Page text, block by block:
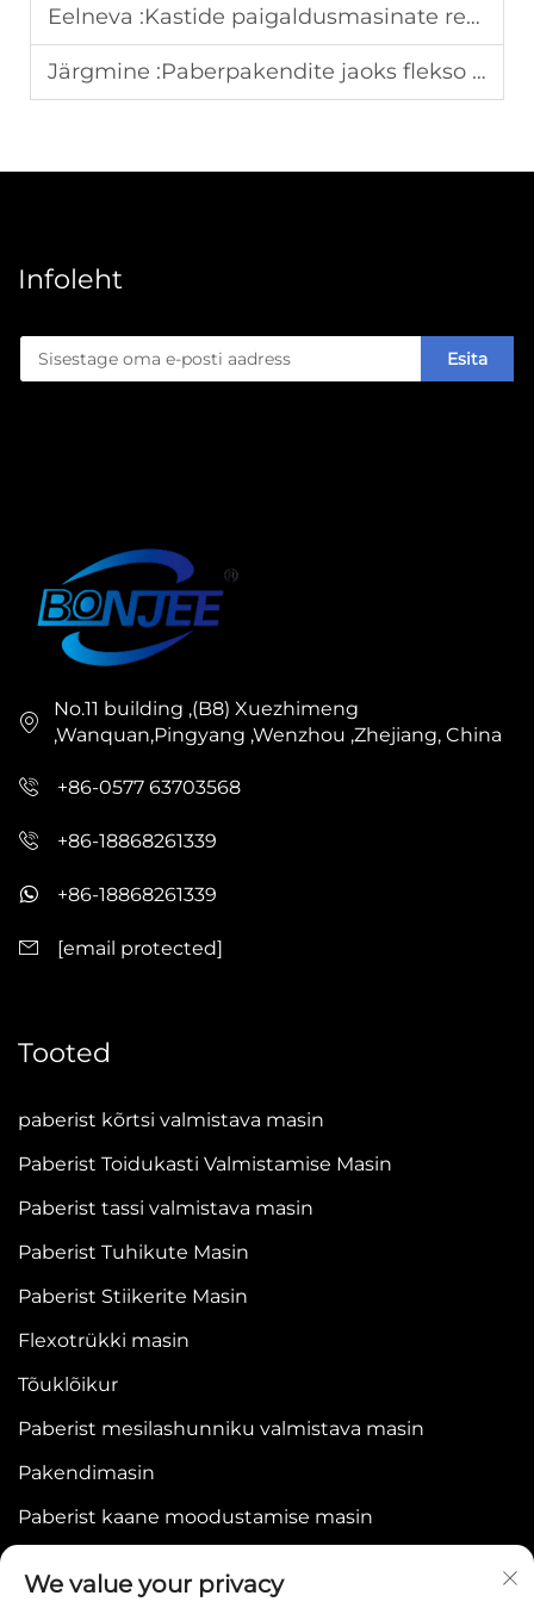
Eelneva :Kastide paigaldusmasinate regulaarne hooldusgraafik
Järgmine :Paberpakendite jaoks flekso trükkimise eelised
Infoleht
Esita
No.11 building ,(B8) Xuezhimeng
,Wanquan,Pingyang ,Wenzhou ,Zhejiang, China
+86-0577 63703568
+86-18868261339
+86-18868261339
[email protected]
Tooted
paberist kõrtsi valmistava masin
Paberist Toidukasti Valmistamise Masin
Paberist tassi valmistava masin
Paberist Tuhikute Masin
Paberist Stiikerite Masin
Flexotrükki masin
Tõuklõikur
Paberist mesilashunniku valmistava masin
Pakendimasin
Paberist kaane moodustamise masin
We value your privacy